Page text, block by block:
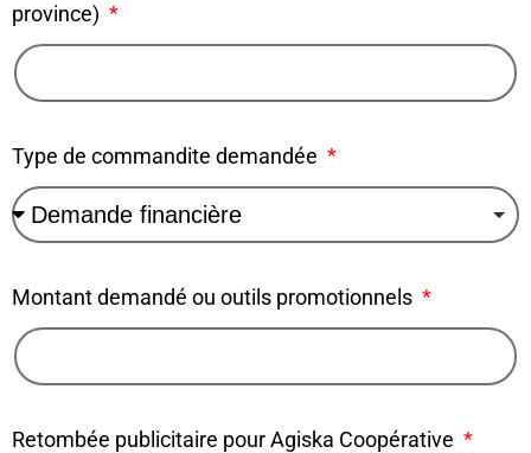
province)
Type de commandite demandée
Montant demandé ou outils promotionnels
Retombée publicitaire pour Agiska Coopérative